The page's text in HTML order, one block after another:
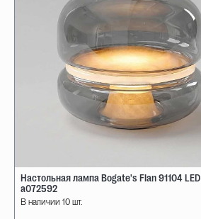
Настольная лампа Bogate's Flan 91104 LED
a072592
В наличии 10 шт.